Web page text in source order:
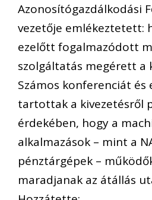
Azonosítógazdálkodási
vezetője emlékeztetett:
ezelőtt fogalmazódott
szolgáltatás megérett a
Számos konferenciát és
tartottak a kivezetésről
érdekében, hogy a
alkalmazások – mint a
pénztárgépek –
maradjanak az átállás